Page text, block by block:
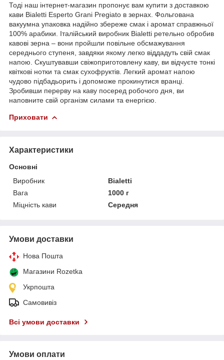
Тоді наш інтернет-магазин пропонує вам купити з доставкою
кави Bialetti Esperto Grani Pregiato в зернах. Фольгована
вакуумна упаковка надійно збереже смак і аромат справжньої
100% арабики. Італійський виробник Bialetti ретельно обробив
кавові зерна – вони пройшли повільне обсмажування
середнього ступеня, завдяки якому легко віддадуть свій смак
напою. Скуштувавши свіжоприготовлену каву, ви відчуєте тонкі
квіткові нотки та смак сухофруктів. Легкий аромат напою
чудово підбадьорить і допоможе прокинутися вранці.
Зробивши перерву на каву посеред робочого дня, ви
наповните свій організм силами та енергією.
Приховати
Характеристики
Основні
Виробник
Bialetti
Вага
1000 г
Міцність кави
Середня
Умови доставки
Нова Пошта
Магазини Rozetka
Укрпошта
Самовивіз
Всі умови доставки
Умови оплати